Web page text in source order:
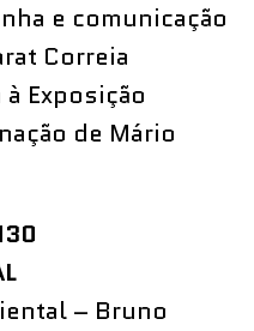
e comunicação
Correia
Exposição
de Mário
– Bruno